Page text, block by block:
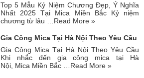
Top 5 Mẫu Kỷ Niệm Chương Đẹp, Ý Nghĩa
Nhất 2025 Tại Mica Miền Bắc Kỷ niệm
chương từ lâu … Read More »
Gia Công Mica Tại Hà Nội Theo Yêu Cầu
Gia Công Mica Tại Hà Nội Theo Yêu Cầu
Khi nhắc đến gia công mica tại Hà
Nội, Mica Miền Bắc …Read More »